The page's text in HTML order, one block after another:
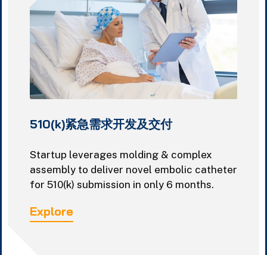
510(k)紧急需求开发及交付
Startup leverages molding & complex
assembly to deliver novel embolic catheter
for 510(k) submission in only 6 months.
Explore